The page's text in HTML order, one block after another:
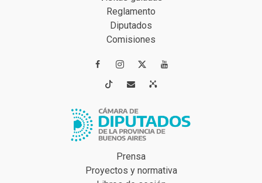
Reglamento
Diputados
Comisiones
 
 
Prensa
Proyectos y normativa